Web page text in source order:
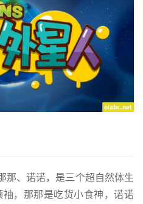
那、诺诺，是三个超自然体生
，那那是吃货小食神，诺诺